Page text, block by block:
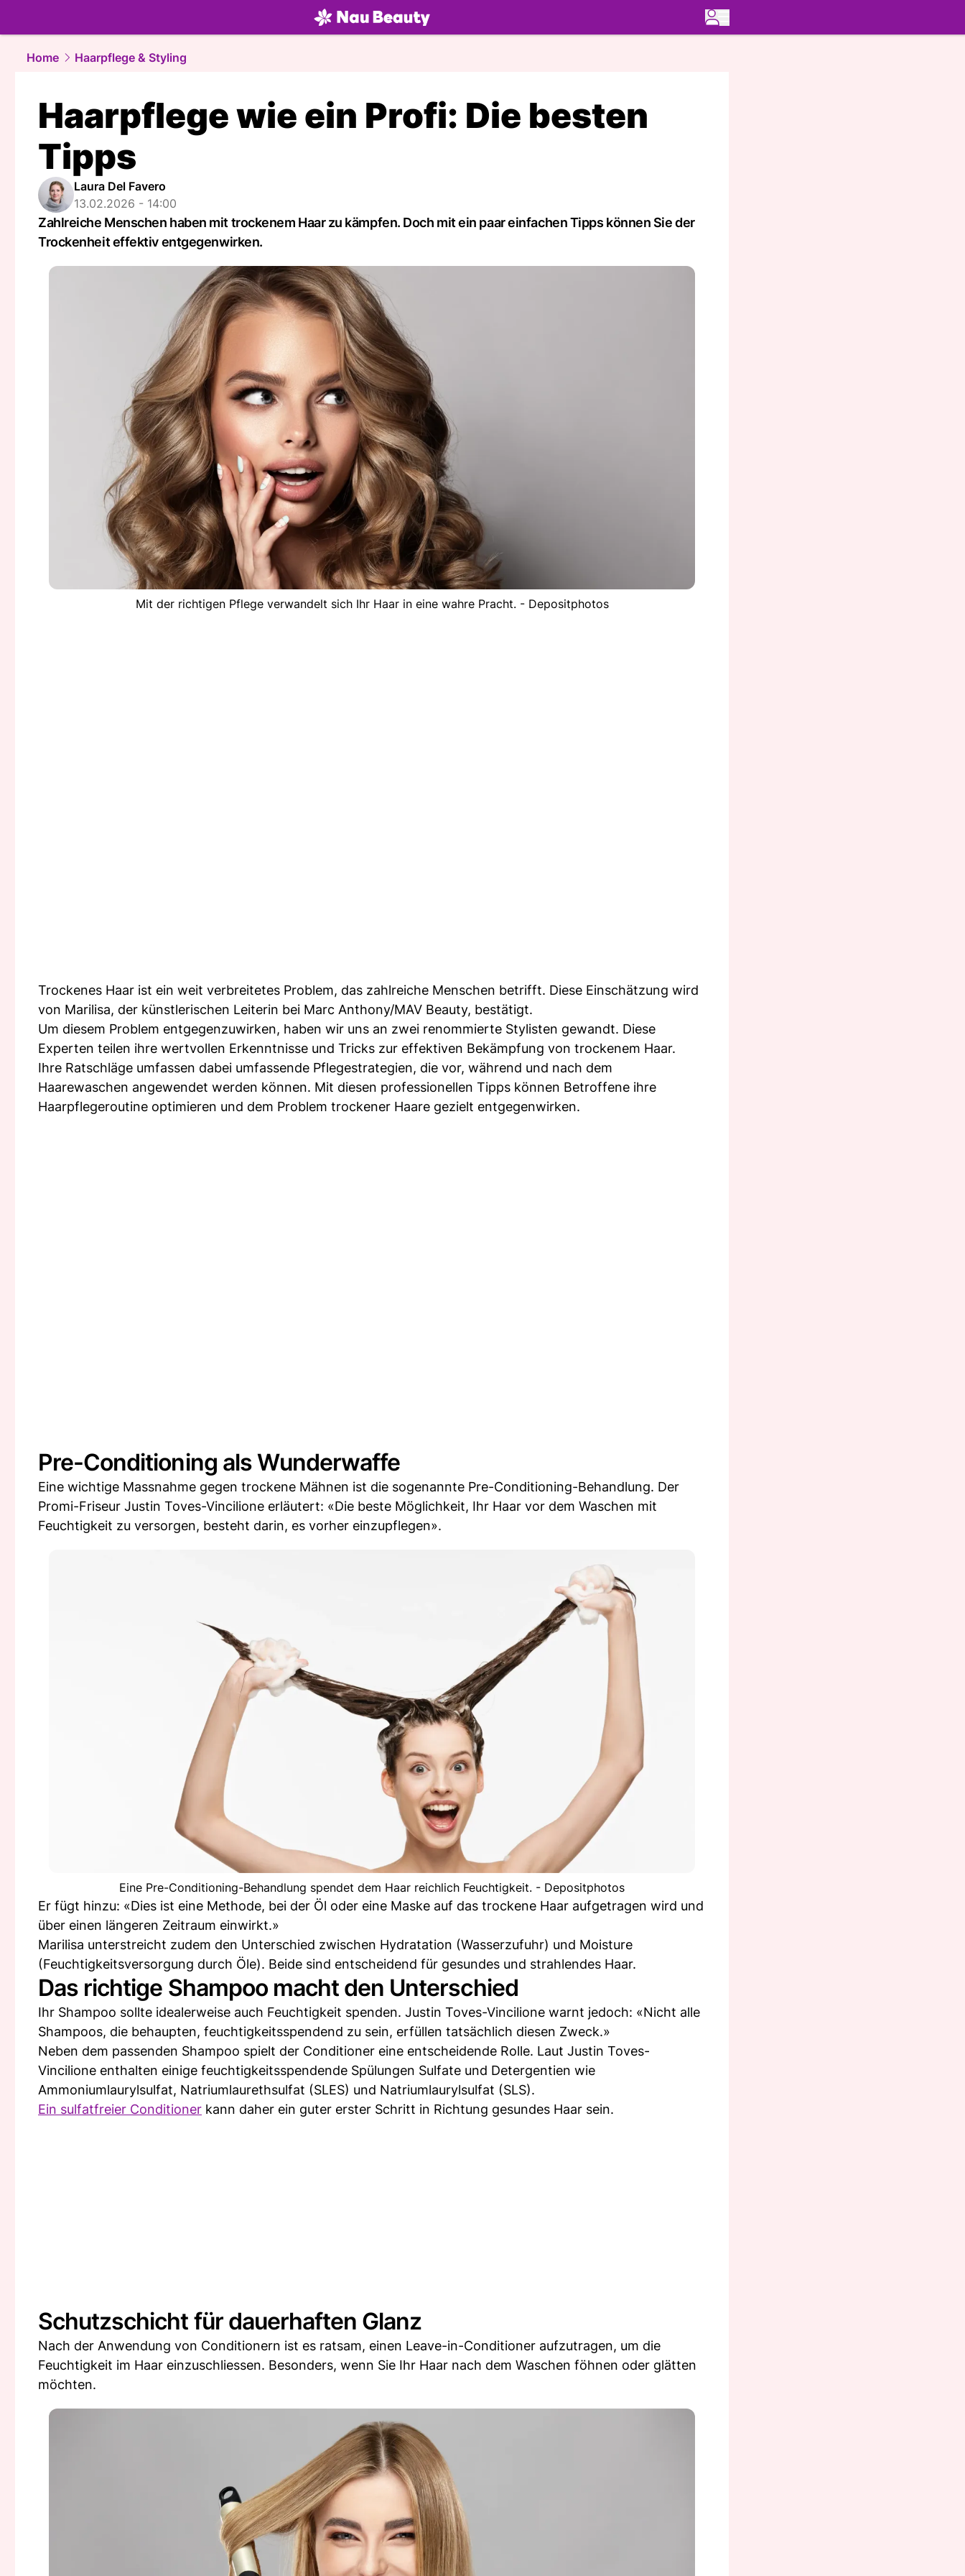
beauty.NAU.ch
Home
Haarpflege & Styling
Haarpflege wie ein Profi: Die besten
Tipps
Laura Del Favero
13.02.2026 - 14:00
Zahlreiche Menschen haben mit trockenem Haar zu kämpfen. Doch mit ein paar einfachen Tipps können Sie der
Trockenheit effektiv entgegenwirken.
Mit der richtigen Pflege verwandelt sich Ihr Haar in eine wahre Pracht. - Depositphotos
Trockenes Haar ist ein weit verbreitetes Problem, das zahlreiche Menschen betrifft. Diese Einschätzung wird
von Marilisa, der künstlerischen Leiterin bei Marc Anthony/MAV Beauty, bestätigt.
Um diesem Problem entgegenzuwirken, haben wir uns an zwei renommierte Stylisten gewandt. Diese
Experten teilen ihre wertvollen Erkenntnisse und Tricks zur effektiven Bekämpfung von trockenem Haar.
Ihre Ratschläge umfassen dabei umfassende Pflegestrategien, die vor, während und nach dem
Haarewaschen angewendet werden können. Mit diesen professionellen Tipps können Betroffene ihre
Haarpflegeroutine optimieren und dem Problem trockener Haare gezielt entgegenwirken.
Pre-Conditioning als Wunderwaffe
Eine wichtige Massnahme gegen trockene Mähnen ist die sogenannte Pre-Conditioning-Behandlung. Der
Promi-Friseur Justin Toves-Vincilione erläutert: «Die beste Möglichkeit, Ihr Haar vor dem Waschen mit
Feuchtigkeit zu versorgen, besteht darin, es vorher einzupflegen».
Eine Pre-Conditioning-Behandlung spendet dem Haar reichlich Feuchtigkeit. - Depositphotos
Er fügt hinzu: «Dies ist eine Methode, bei der Öl oder eine Maske auf das trockene Haar aufgetragen wird und
über einen längeren Zeitraum einwirkt.»
Marilisa unterstreicht zudem den Unterschied zwischen Hydratation (Wasserzufuhr) und Moisture
(Feuchtigkeitsversorgung durch Öle). Beide sind entscheidend für gesundes und strahlendes Haar.
Das richtige Shampoo macht den Unterschied
Ihr Shampoo sollte idealerweise auch Feuchtigkeit spenden. Justin Toves-Vincilione warnt jedoch: «Nicht alle
Shampoos, die behaupten, feuchtigkeitsspendend zu sein, erfüllen tatsächlich diesen Zweck.»
Neben dem passenden Shampoo spielt der Conditioner eine entscheidende Rolle. Laut Justin Toves-
Vincilione enthalten einige feuchtigkeitsspendende Spülungen Sulfate und Detergentien wie
Ammoniumlaurylsulfat, Natriumlaurethsulfat (SLES) und Natriumlaurylsulfat (SLS).
Ein sulfatfreier Conditioner kann daher ein guter erster Schritt in Richtung gesundes Haar sein.
Schutzschicht für dauerhaften Glanz
Nach der Anwendung von Conditionern ist es ratsam, einen Leave-in-Conditioner aufzutragen, um die
Feuchtigkeit im Haar einzuschliessen. Besonders, wenn Sie Ihr Haar nach dem Waschen föhnen oder glätten
möchten.